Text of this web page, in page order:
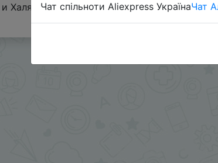
Халявы в telegramt.me/s/ChinaGoodBuy/
Чат спільноти Aliexpress УкраїнаЧат